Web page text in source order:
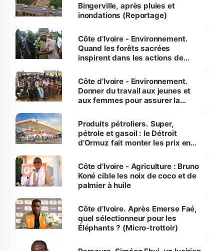
Bingerville, après pluies et
inondations (Reportage)
Côte d’Ivoire - Environnement.
Quand les forêts sacrées
inspirent dans les actions de
Côte d’Ivoire - Environnement.
Donner du travail aux jeunes et
aux femmes pour assurer la
menacées
Produits pétroliers. Super,
pétrole et gasoil : le Détroit
d’Ormuz fait monter les prix en
Côte d’Ivoire - Agriculture : Bruno
Koné cible les noix de coco et de
palmier à huile
Côte d’Ivoire. Après Emerse Faé,
quel sélectionneur pour les
Éléphants ? (Micro-trottoir)